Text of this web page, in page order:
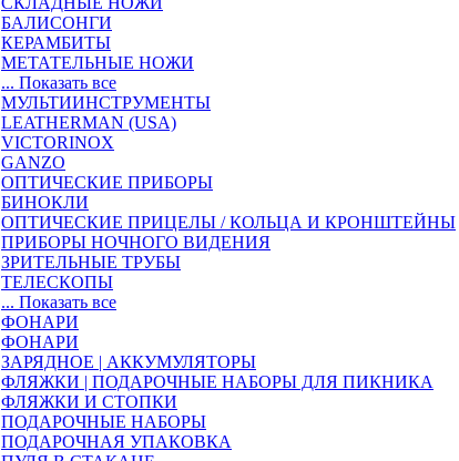
БАЛИСОНГИ
КЕРАМБИТЫ
МЕТАТЕЛЬНЫЕ НОЖИ
... Показать все
МУЛЬТИИНСТРУМЕНТЫ
LEATHERMAN (USA)
VICTORINOX
GANZO
ОПТИЧЕСКИЕ ПРИБОРЫ
БИНОКЛИ
ОПТИЧЕСКИЕ ПРИЦЕЛЫ / КОЛЬЦА И КРОНШТЕЙНЫ
ПРИБОРЫ НОЧНОГО ВИДЕНИЯ
ЗРИТЕЛЬНЫЕ ТРУБЫ
ТЕЛЕСКОПЫ
... Показать все
ФОНАРИ
ФОНАРИ
ЗАРЯДНОЕ | АККУМУЛЯТОРЫ
ФЛЯЖКИ | ПОДАРОЧНЫЕ НАБОРЫ ДЛЯ ПИКНИКА
ФЛЯЖКИ И СТОПКИ
ПОДАРОЧНЫЕ НАБОРЫ
ПОДАРОЧНАЯ УПАКОВКА